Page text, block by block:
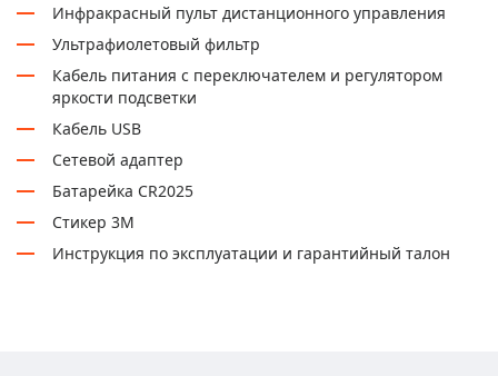
Инфракрасный пульт дистанционного управления
Ультрафиолетовый фильтр
Кабель питания с переключателем и регулятором
яркости подсветки
Кабель USB
Сетевой адаптер
Батарейка CR2025
Стикер 3М
Инструкция по эксплуатации и гарантийный талон